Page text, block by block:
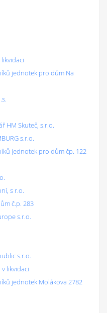
likvidaci
jednotek pro dům Na
HM Skuteč, s.r.o.
s.r.o.
jednotek pro dům čp. 122
s r.o.
č.p. 283
s.r.o.
s.r.o.
v likvidaci
jednotek Molákova 2782